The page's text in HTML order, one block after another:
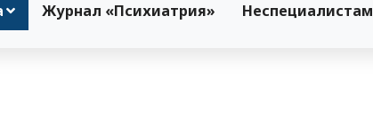
Журнал «Психиатрия» Неспециалистам